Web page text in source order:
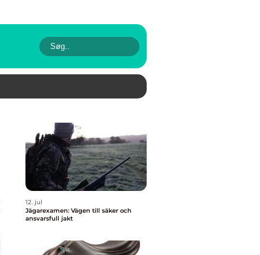
12. jul
Jägarexamen: Vägen till säker och
ansvarsfull jakt